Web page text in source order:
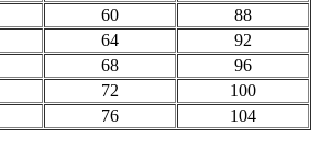
60
88
64
92
68
96
72
100
76 104